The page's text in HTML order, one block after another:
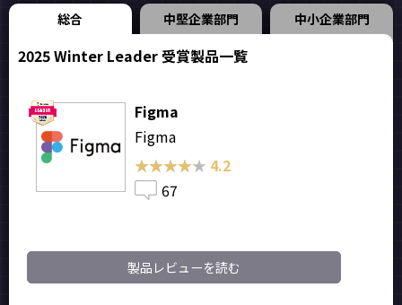
総合 中堅企業部門 中小企業部門
2025 Winter Leader 受賞製品一覧
Figma
Figma
★★★★★
★★★★★ 4.2
67
製品レビューを読む